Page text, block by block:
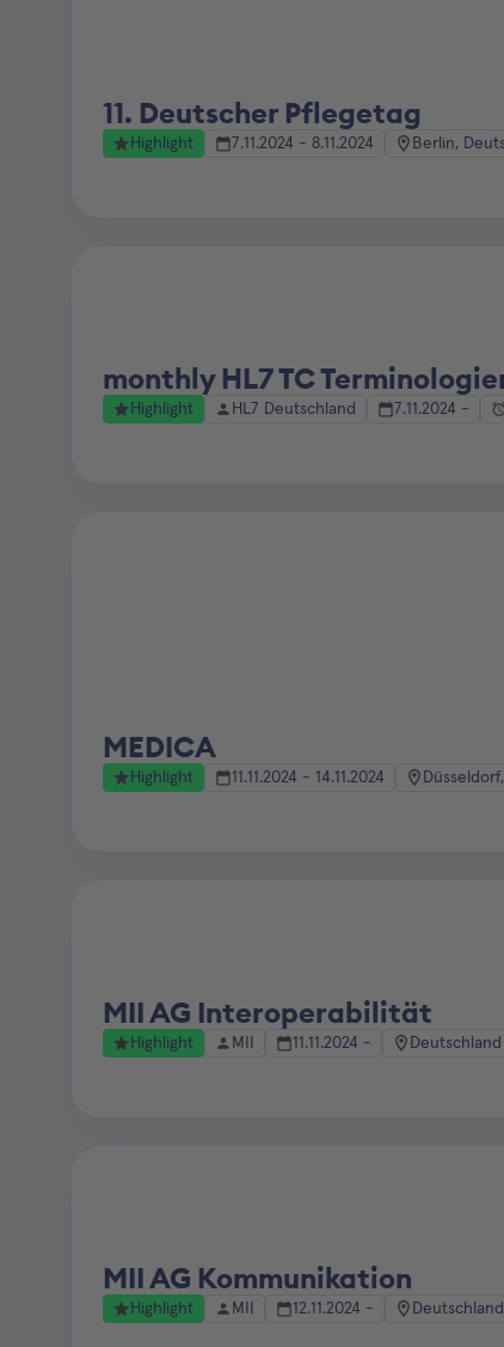
11. Deutscher Pflegetag
Highlight 7.11.2024 - 8.11.2024 Berlin,
monthly HL7 TC
Highlight HL7 Deutschland 7.11.2024 -
MEDICA
Highlight 11.11.2024 - 14.11.2024
MII AG Interoperabilität
Highlight MII 11.11.2024 - Deutschland
MII AG Kommunikation
Highlight MII 12.11.2024 - Deutschland